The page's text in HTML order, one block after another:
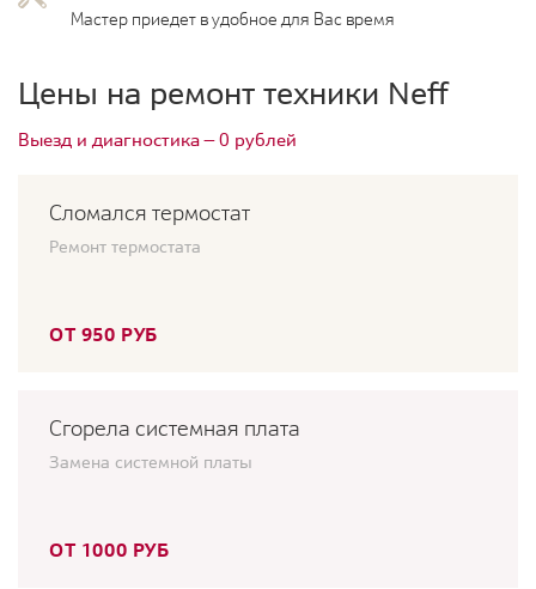
Мастер приедет в удобное для Вас время
Цены на ремонт техники Neff
Выезд и диагностика — 0 рублей
Сломался термостат
Ремонт термостата
ОТ 950 РУБ
Сгорела системная плата
Замена системной платы
ОТ 1000 РУБ